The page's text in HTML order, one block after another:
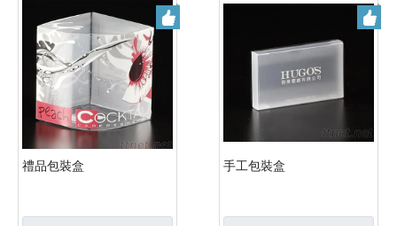
禮品包裝盒 手工包裝盒